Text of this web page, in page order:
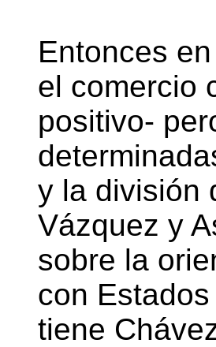
Entonces
el comercio
positivo-
y la división
Vázquez y
sobre la
con
tiene